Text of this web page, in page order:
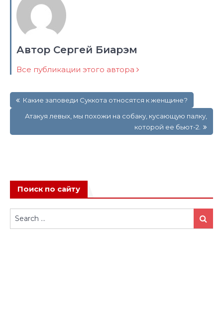
Автор Сергей Биарэм
Все публикации этого автора
по
записям
Какие заповеди Суккота относятся к женщине?
Атакуя левых, мы похожи на собаку, кусающую палку,
которой ее бьют-2.
Поиск по сайту
Search
for:
Search